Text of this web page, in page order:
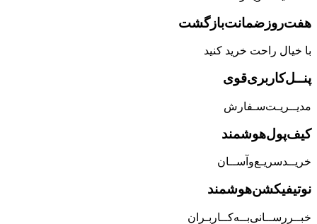
هفت‌روز‌ضمانت‌بازگشت
با خیال راحت خرید کنید
پنــل‌کاربری‌قوی
مدیــریـت‌سـفارش
کیف‌پول‌هوشمند
خریــد‌سریـع‌و‌آســان
نوتیفیکشن‌هوشمند
خبــررســانی‌بــه‌کــاربـران